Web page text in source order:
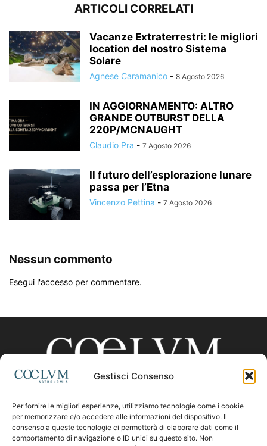
Gestisci Consenso
Per fornire le migliori esperienze, utilizziamo tecnologie come i cookie
per memorizzare e/o accedere alle informazioni del dispositivo. Il
consenso a queste tecnologie ci permetterà di elaborare dati come il
comportamento di navigazione o ID unici su questo sito. Non
ARTICOLI CORRELATI
Vacanze Extraterrestri: le migliori
location del nostro Sistema
Solare
Agnese Caramanico - 8 Agosto 2026
IN AGGIORNAMENTO: ALTRO
GRANDE OUTBURST DELLA
220P/MCNAUGHT
Claudio Pra - 7 Agosto 2026
Il futuro dell’esplorazione lunare
passa per l’Etna
Vincenzo Pettina - 7 Agosto 2026
Nessun commento
Esegui l'accesso per commentare.
CHI SIAMO